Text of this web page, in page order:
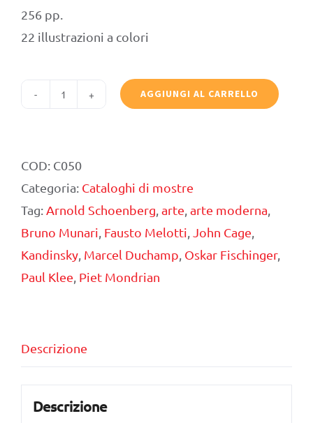
256 pp.
22 illustrazioni a colori
Musica
e
Spirituale
nell’Arte
quantità
AGGIUNGI AL CARRELLO
COD: C050
Categoria: Cataloghi di mostre
Tag: Arnold Schoenberg arte arte moderna
Bruno Munari Fausto Melotti John Cage
Kandinsky Marcel Duchamp Oskar Fischinger,
Paul Klee Piet Mondrian
Descrizione
Descrizione